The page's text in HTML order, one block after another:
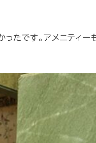
たです。アメニティー